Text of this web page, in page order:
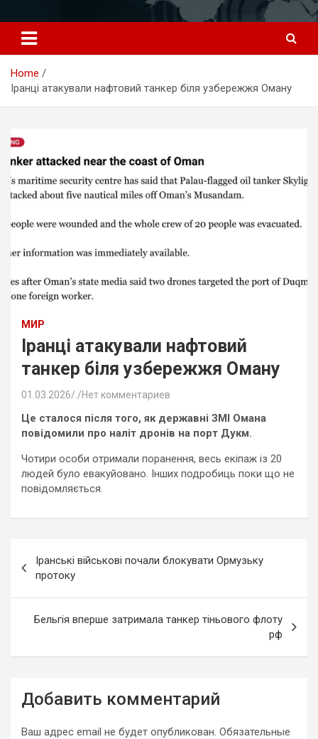
к
содержимому
Home
Іранці атакували нафтовий танкер біля узбережжя Оману
МИР
Іранці атакували нафтовий
танкер біля узбережжя Оману
01.03.2026 Нет комментариев
Це сталося після того, як державні ЗМІ Омана
повідомили про наліт дронів на порт Дукм.
Чотири особи отримали поранення, весь екіпаж із 20
людей було евакуйовано. Інших подробиць поки що не
повідомляється.
по
записям
Іранські військові почали блокувати Ормузьку
протоку
Бельгія вперше затримала танкер тіньового флоту
рф
Добавить комментарий
Ваш адрес email не будет опубликован. Обязательные